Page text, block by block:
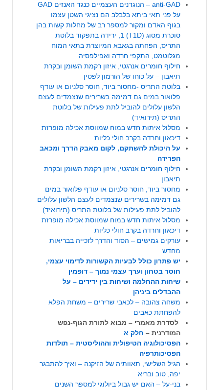
anti-GAD – הנוגדנים העצמיים כנגד האנזים GAD
על פני תאי ביתא בלבלב הם נציגי השטן עצמו
בגוף האדם ומקור למספר רב של מחלות קשות בהן
סוכרת מסוג (T1D) 1, ירידה בתפקוד בלוטת
התריס, הפחתה בגאבא המיוצרת בתאי המוח
מגלוטמט, התקפי חרדה ואפילפסיה
חילוף חומרים אנרגטי, איזון רקמת השומן ובקרת
תיאבון – על כוחו של הורמון לפטין
בלוטת התריס -מחסור ביוד, חוסר סלניום או עודף
פלואור במים גם דמימה בשרירים שנצמדים לעצם
הלשון עלולים להוביל לתת פעילות של בלוטת
התריס (תירואיד)
מסלול איתות חדש במוח שמווסת אכילה מופרזת
דיכאון וחרדה בקרב חולי כליות
על היכולת להשתקם, לקום מאבק הדרך ומכאב
הפרידה
חילוף חומרים אנרגטי, איזון רקמת השומן ובקרת
תיאבון
מחסור ביוד, חוסר סלניום או עודף פלואור במים
גם דמימה בשרירים שנצמדים לעצם הלשון עלולים
להוביל לתת פעילות של בלוטת התריס (תירואיד)
מסלול איתות חדש במוח שמווסת אכילה מופרזת
דיכאון וחרדה בקרב חולי כליות
עורקים גמישים – הסוד והדרך לזכייה בבריאות
מחדש
יש פתרון כולל לבעיות הקשורות לדימוי עצמי,
חוסר בטחון וערך עצמי נמוך – דופמין
שיחות ההחלמה ושיחות בין ידידים – על
ההבדלים ביניהן
משחה צהובה – לכאבי שרירים – משחת הפלא
להפחתת כאבים
לסדרת מאמרי – מבוא לתורת הגוף-נפש
המודרנית – חלק א
הפסיכולוגיה הטיפולית וההוליסטית – תולדות
הפסיכותרפיה
הגיל השלישי, תאוותיה של הזיקנה – ואיך להתבגר
יפה, טוב ובריא
בני-על – האם יש גבול ביולוגי למספר השנים